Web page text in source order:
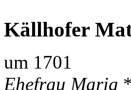
Källhofer
um 1701
Ehefrau Maria